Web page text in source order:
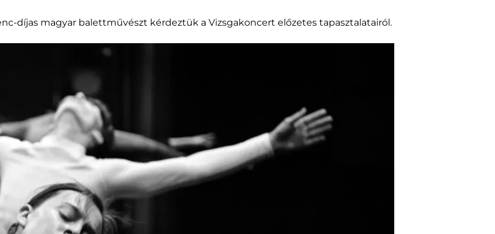
díjas magyar balettművészt kérdeztük a Vizsgakoncert előzetes tapasztalatairól.